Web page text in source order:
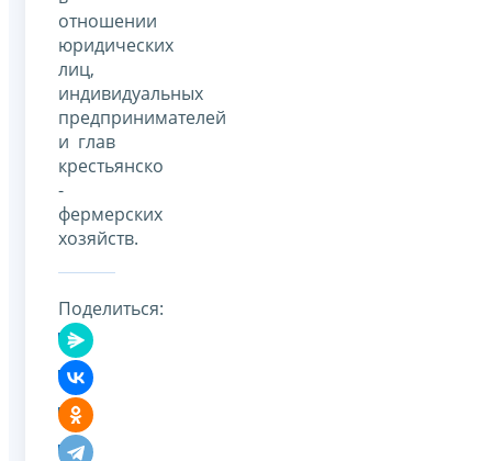
отношении
юридических
лиц,
индивидуальных
предпринимателей
и глав
крестьянско
-
фермерских
хозяйств.
Поделиться: